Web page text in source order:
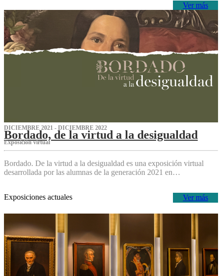
Ver más
DICIEMBRE 2021 - DICIEMBRE 2022
Bordado, de la virtud a la desigualdad
Exposición virtual‌
Bordado. De la virtud a la desigualdad es una exposición virtual
desarrollada por las alumnas de la generación 2021 en…
Ver más
Exposiciones actuales